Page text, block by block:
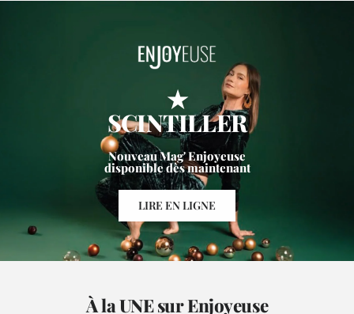
★
SCINTILLER
Nouveau Mag' Enjoyeuse
disponible dès maintenant
LIRE EN LIGNE
À la UNE sur Enjoyeuse